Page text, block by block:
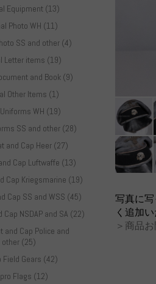
Equipment (13)
Photo WH (11)
SS and other (4)
Letter items (19)
and Book (9)
Other Items (1)
WH (19)
SS and other (28)
and Cap Heer (27)
Cap Luftwaffe (13)
Cap Kriegsmarine (19)
Cap SS and WSS (45)
Cap NSDAP and SA (22)
and Cap Police and
other (25)
Field Gears (42)
Flags (12)
写真に
く追加
＞商品